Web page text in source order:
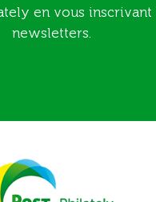
en vous inscrivant
newsletters.